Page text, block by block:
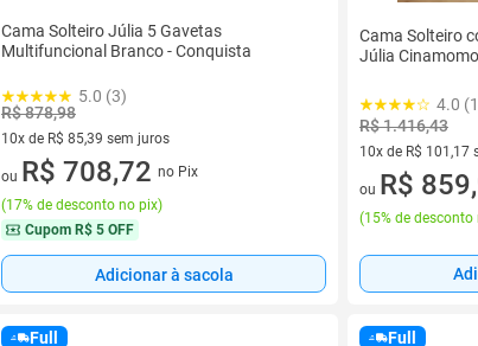
Cama Solteiro Júlia 5 Gavetas
Multifuncional Branco - Conquista
5.0 (3)
R$ 878,98
10x de R$ 85,39 sem juros
10 vez de R$ 85,39 sem juros
ou R$ 708,72 no Pix
(17% de desconto no pix)
Cupom R$ 5 OFF
Adicionar à sacola
Cama Solteiro
Júlia
4.0
R$ 1.416,43
10x de R$ 101,17
10 vez de R$
ou R$
(15% de desconto
Full Full